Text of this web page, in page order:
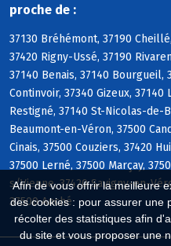
Afin de vous offrir la meilleure
des cookies : pour assurer une
récolter des statistiques afin
du site et vous proposer une
proche de :
37130 Bréhémont, 37190
37420 Rigny-Ussé, 37190
37140 Benais, 37140 Bourgueil,
Continvoir, 37340 Gizeux,
Restigné, 37140 St-Nicolas-de-
Beaumont-en-Véron, 37500
Cinais, 37500 Couziers, 37420
37500 Lerné, 37500 Marçay,
s/Vienne, 37420 Savigny-en-
37500 Anché